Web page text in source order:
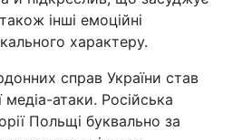
інші емоційні
характеру.
справ України став
атаки. Російська
Польщі буквально за